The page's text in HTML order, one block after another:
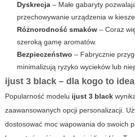
Dyskrecja – Małe gabaryty
przechowywanie urządzenia w
Różnorodność smaków – Coraz
szeroką gamę aromatów.
Bezpieczeństwo – Fabrycznie
minimalizują ryzyko wycieków lub
ijust 3 black – dla kogo to
Popularność modelu ijust 3 black
zaawansowanych opcji personalizacji.
dostosować moc wapowania do swoich